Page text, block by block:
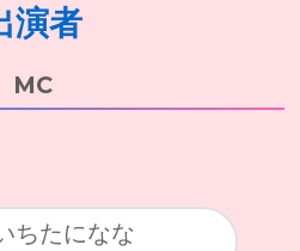
演者
MC
ちたになな